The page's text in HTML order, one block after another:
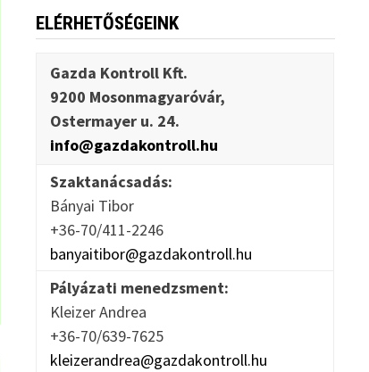
ELÉRHETŐSÉGEINK
Gazda Kontroll Kft.
9200 Mosonmagyaróvár,
Ostermayer u. 24.
info@gazdakontroll.hu
Szaktanácsadás:
Bányai Tibor
+36-70/411-2246
banyaitibor@gazdakontroll.hu
Pályázati menedzsment:
Kleizer Andrea
+36-70/639-7625
kleizerandrea@gazdakontroll.hu